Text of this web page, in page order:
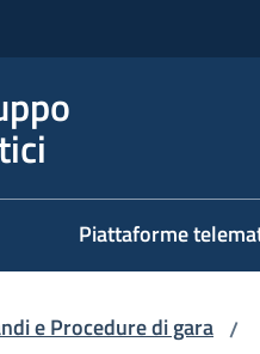
Piattaforme
e Procedure di gara /